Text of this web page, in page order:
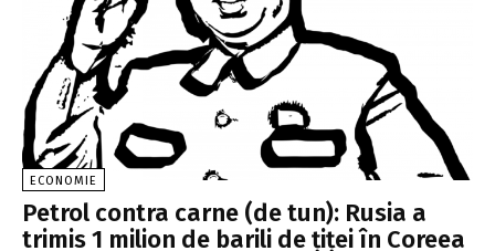
ECONOMIE
Petrol contra carne (de tun): Rusia a
trimis 1 milion de barili de țiței în Coreea